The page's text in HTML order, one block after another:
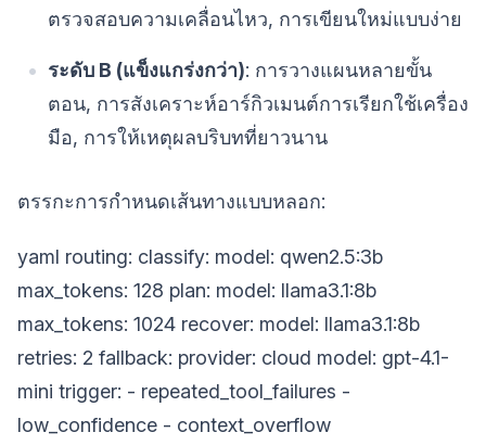
ตรวจสอบความเคลื่อนไหว, การเขียนใหม่แบบง่าย
ระดับ B (แข็งแกร่งกว่า): การวางแผนหลายขั้น
ตอน, การสังเคราะห์อาร์กิวเมนต์การเรียกใช้เครื่อง
มือ, การให้เหตุผลบริบทที่ยาวนาน
ตรรกะการกำหนดเส้นทางแบบหลอก:
yaml routing: classify: model: qwen2.5:3b
max_tokens: 128 plan: model: llama3.1:8b
max_tokens: 1024 recover: model: llama3.1:8b
retries: 2 fallback: provider: cloud model: gpt-4.1-
mini trigger: - repeated_tool_failures -
low_confidence - context_overflow